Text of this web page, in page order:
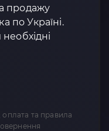
продажу
по Україні.
оплата та правила